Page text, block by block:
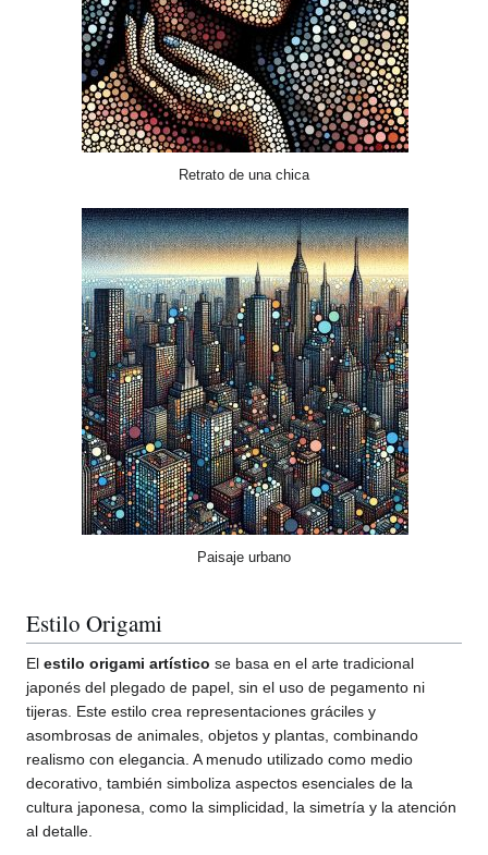
Retrato de una chica
Paisaje urbano
Estilo Origami
El estilo origami artístico se basa en el arte tradicional
japonés del plegado de papel, sin el uso de pegamento ni
tijeras. Este estilo crea representaciones gráciles y
asombrosas de animales, objetos y plantas, combinando
realismo con elegancia. A menudo utilizado como medio
decorativo, también simboliza aspectos esenciales de la
cultura japonesa, como la simplicidad, la simetría y la atención
al detalle.